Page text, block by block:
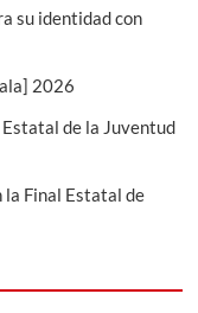
su identidad con
2026
Estatal de la Juventud
Final Estatal de